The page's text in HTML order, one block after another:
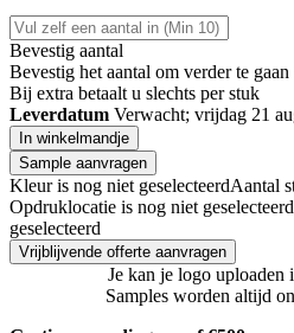
Bevestig aantal
Bevestig het aantal om verder te gaan
Bij extra betaalt u slechts per stuk
Leverdatum Verwacht; vrijdag 21
In winkelmandje
Sample aanvragen
Kleur is nog niet geselecteerdAantal
Opdruklocatie is nog niet geselecteerd
geselecteerd
Vrijblijvende offerte aanvragen
Je kan je logo uploaden
Samples worden altijd